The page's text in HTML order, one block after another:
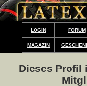
LOGIN FORUM
MAGAZIN
Dieses Profil